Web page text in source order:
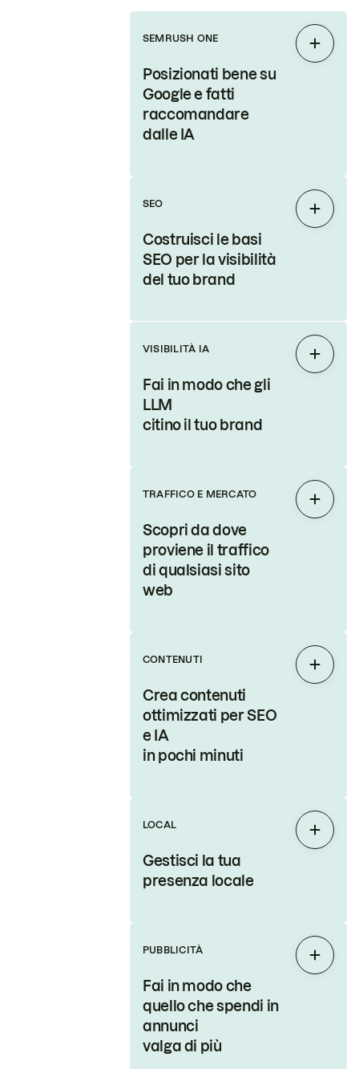
SEMRUSH ONE
Posizionati bene su
Google e fatti
raccomandare
dalle IA
SEO
Costruisci le basi
SEO per la visibilità
del tuo brand
VISIBILITÀ IA
Fai in modo che gli
LLM
citino il tuo brand
TRAFFICO E MERCATO
Scopri da dove
proviene il traffico
di qualsiasi sito
web
CONTENUTI
Crea contenuti
ottimizzati per SEO
e IA
in pochi minuti
LOCAL
Gestisci la tua
presenza locale
PUBBLICITÀ
Fai in modo che
quello che spendi in
annunci
valga di più